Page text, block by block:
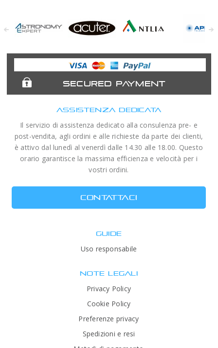
Expert
Telescopes
SECURED PAYMENT
ASSISTENZA DEDICATA
Il servizio di assistenza dedicato alla consulenza pre- e
post-vendita, agli ordini e alle richieste da parte dei clienti,
è attivo dal lunedì al venerdì dalle 14.30 alle 18.00. Questo
orario garantisce la massima efficienza e velocità per i
vostri ordini.
CONTATTACI
GUIDE
Uso responsabile
NOTE LEGALI
Privacy Policy
Cookie Policy
Preferenze privacy
Spedizioni e resi